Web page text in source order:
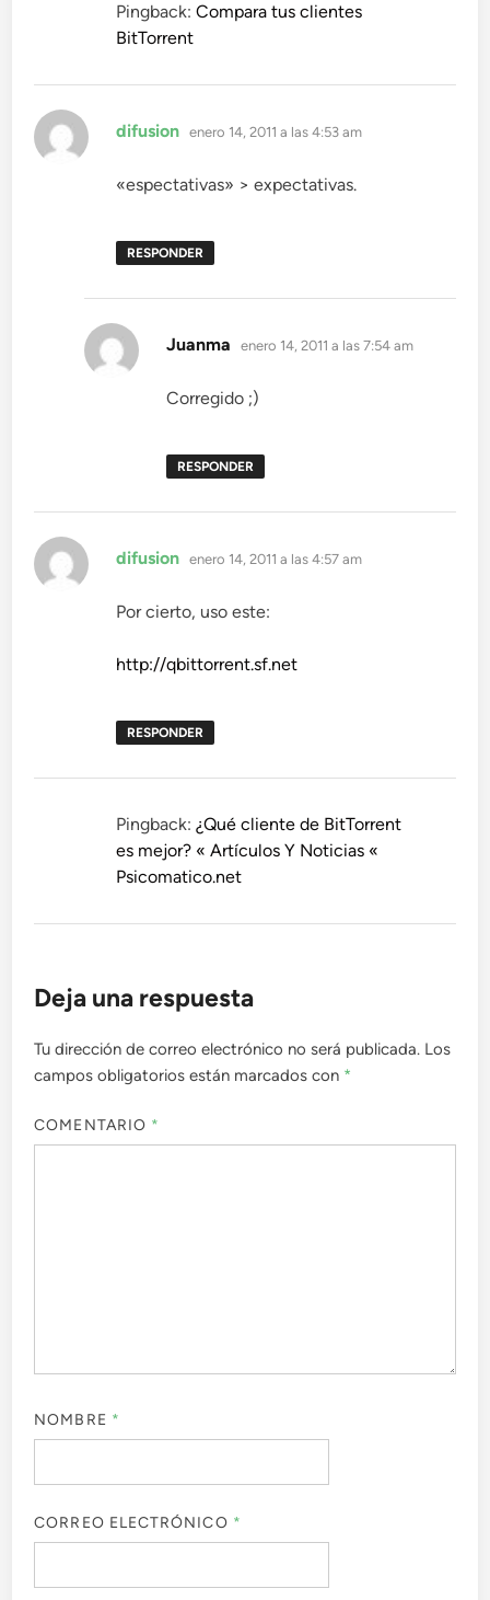
Pingback:Compara tus clientes
BitTorrent
difusion dice:
enero 14, 2011 a las 4:53 am
«espectativas» > expectativas.
RESPONDER
Juanma dice:
enero 14, 2011 a las 7:54 am
Corregido ;)
RESPONDER
difusion dice:
enero 14, 2011 a las 4:57 am
Por cierto, uso este:
http://qbittorrent.sf.net
RESPONDER
Pingback:¿Qué cliente de BitTorrent
es mejor? « Artículos Y Noticias «
Psicomatico.net
Deja una respuesta
Tu dirección de correo electrónico no será publicada. Los
campos obligatorios están marcados con *
COMENTARIO *
NOMBRE *
CORREO ELECTRÓNICO *